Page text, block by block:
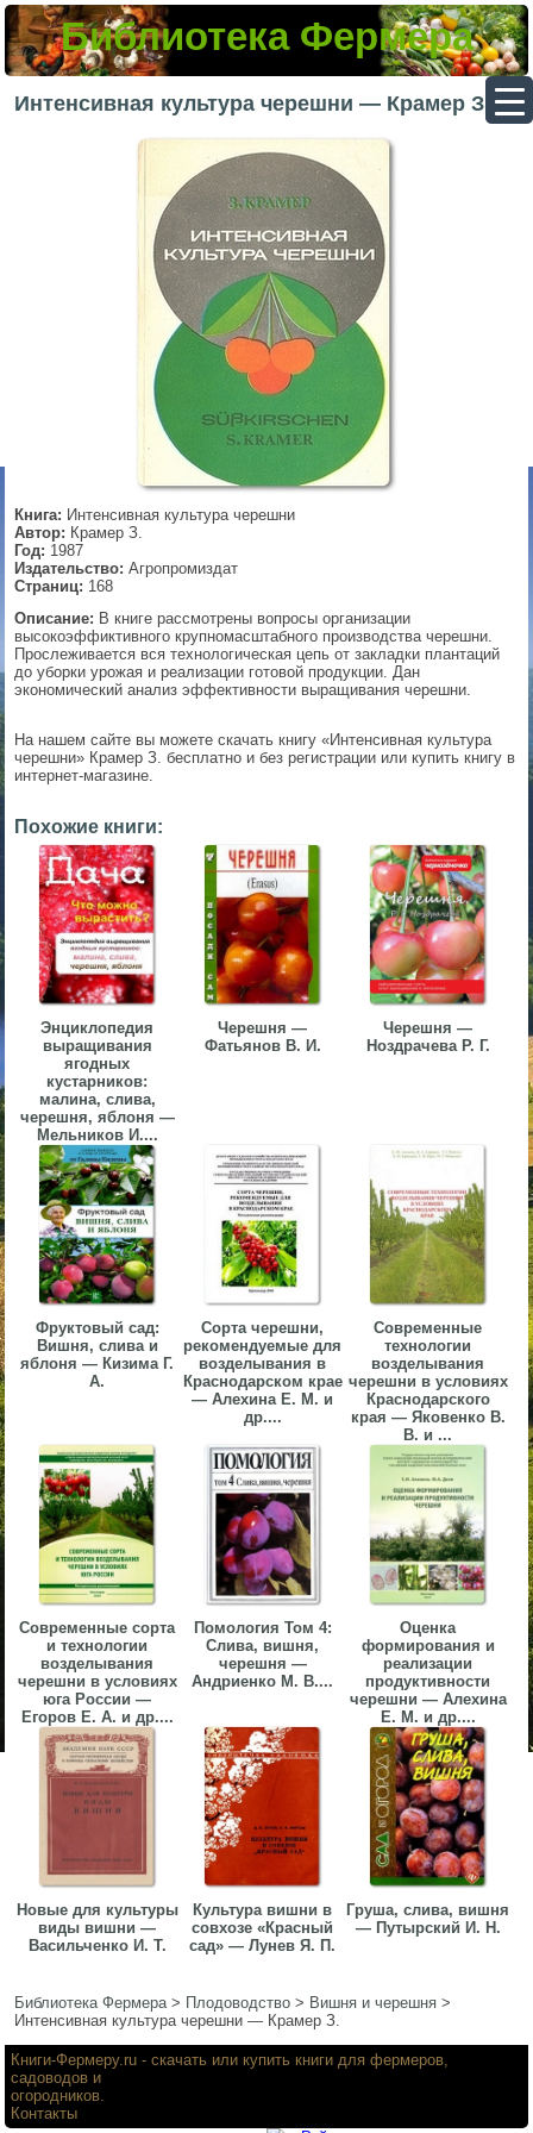
Библиотека Фермера
Интенсивная культура черешни — Крамер З.
Книга: Интенсивная культура черешни
Автор: Крамер З.
Год: 1987
Издательство: Агропромиздат
Страниц: 168
Описание: В книге рассмотрены вопросы организации
высокоэффиктивного крупномасштабного производства черешни.
Прослеживается вся технологическая цепь от закладки плантаций
до уборки урожая и реализации готовой продукции. Дан
экономический анализ эффективности выращивания черешни.
На нашем сайте вы можете скачать книгу «Интенсивная культура
черешни» Крамер З. бесплатно и без регистрации или купить книгу в
интернет-магазине.
Похожие книги:
Энциклопедия
выращивания
ягодных
кустарников:
малина, слива,
черешня, яблоня —
Мельников И....
Черешня —
Фатьянов В. И.
Черешня —
Ноздрачева Р. Г.
Фруктовый сад:
Вишня, слива и
яблоня — Кизима Г.
А.
Сорта черешни,
рекомендуемые для
возделывания в
Краснодарском крае
— Алехина Е. М. и
др....
Современные
технологии
возделывания
черешни в условиях
Краснодарского
края — Яковенко В.
В. и ...
Современные сорта
и технологии
возделывания
черешни в условиях
юга России —
Егоров Е. А. и др....
Помология Том 4:
Слива, вишня,
черешня —
Андриенко М. В....
Оценка
формирования и
реализации
продуктивности
черешни — Алехина
Е. М. и др....
Новые для культуры
виды вишни —
Васильченко И. Т.
Культура вишни в
совхозе «Красный
сад» — Лунев Я. П.
Груша, слива, вишня
— Путырский И. Н.
Библиотека Фермера> Плодоводство > Вишня и черешня >
Интенсивная культура черешни — Крамер З.
▼
▼
▼
▼
▼
▼
▼
Книги-Фермеру.ru - скачать или купить книги для фермеров,
садоводов и
огородников.
Контакты